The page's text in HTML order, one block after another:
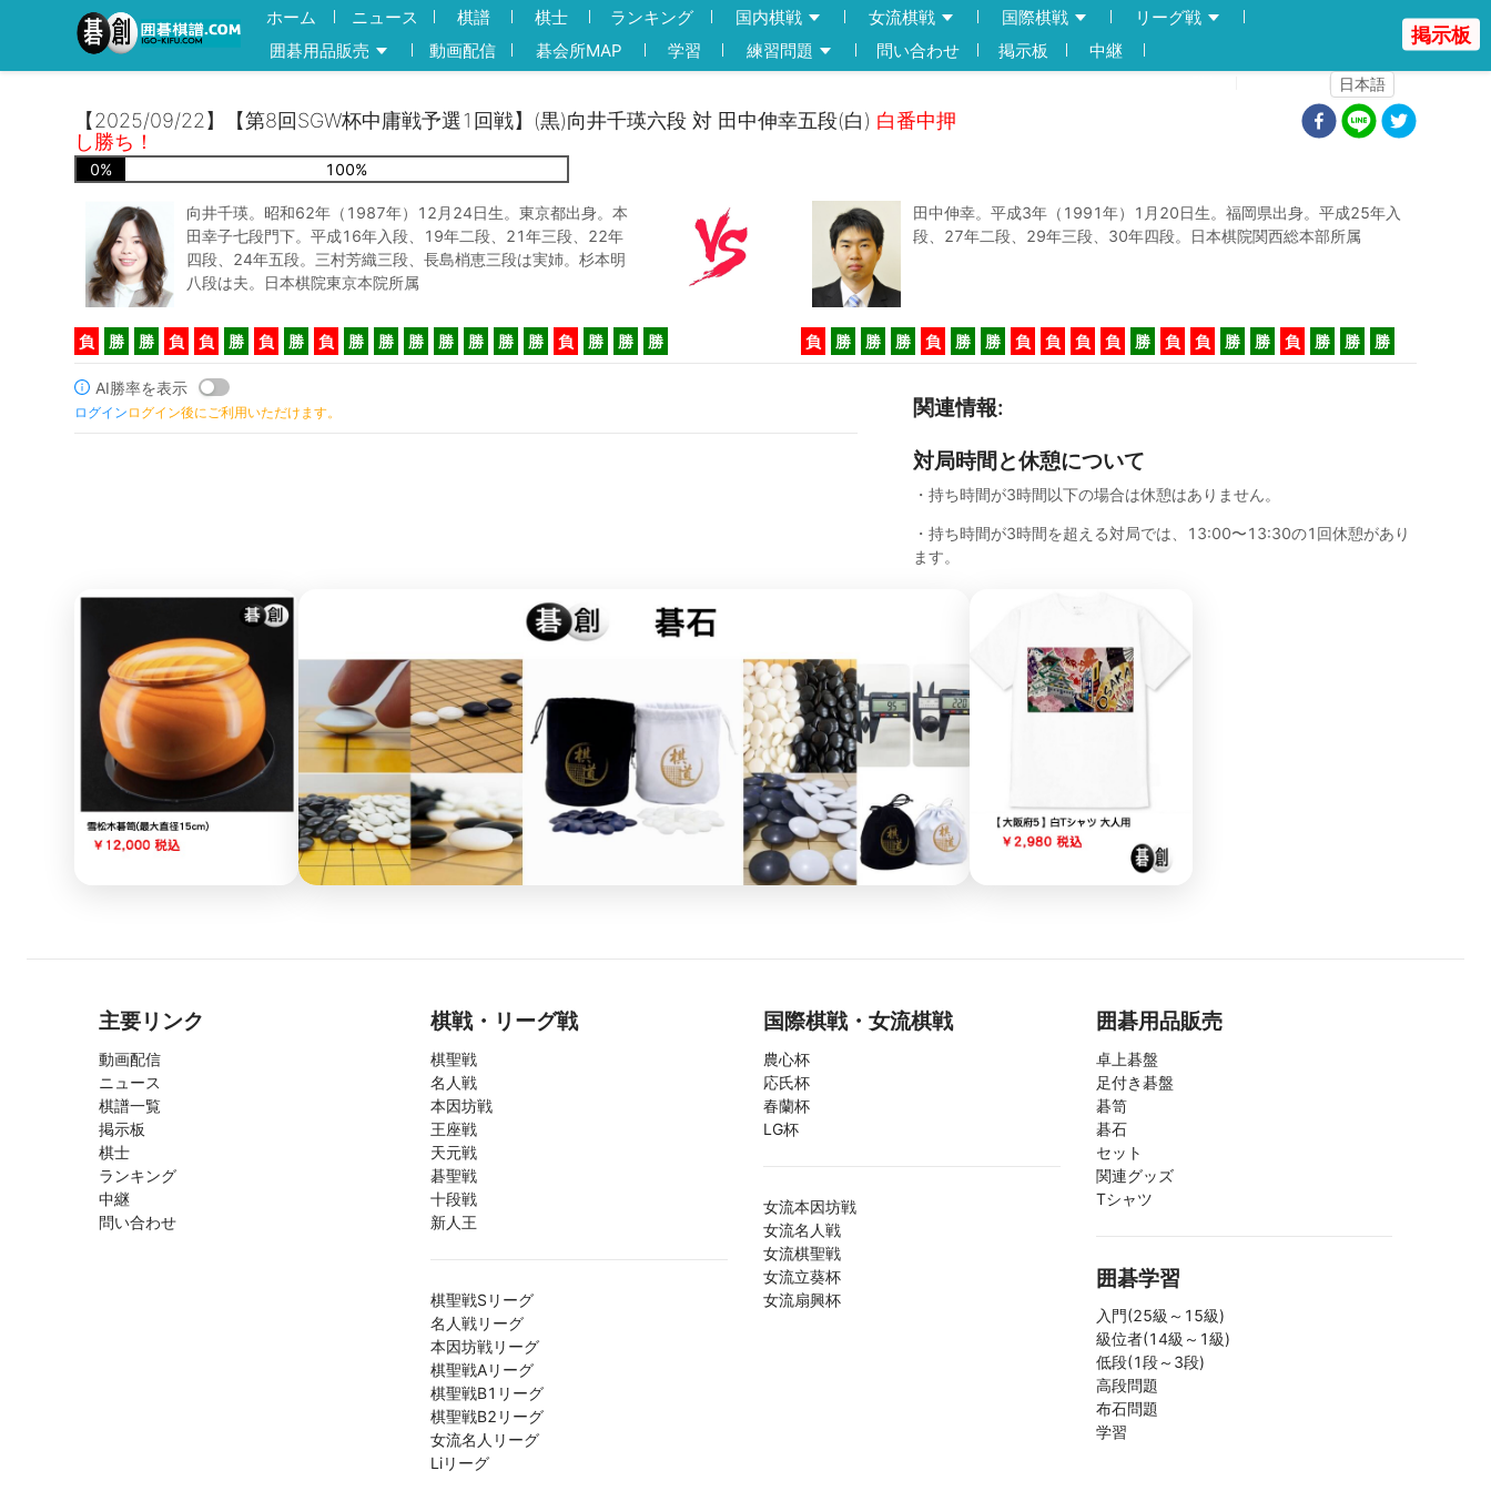
ホーム ニュース 棋譜 棋士 ランキング 国内棋戦 女流棋戦 国際棋戦
リーグ戦
囲碁用品販売
動画配信 碁会所MAP 学習 練習問題 問い合わせ 掲示板
中継
日本語
掲示板
【2025/09/22】【第8回SGW杯中庸戦予選1回戦】(黒)向井千瑛六段 対 田中伸幸五段(白) 白番中押
し勝ち！
0% 100%
向井千瑛。昭和62年（1987年）12月24日生。東京都出身。本
田幸子七段門下。平成16年入段、19年二段、21年三段、22年
四段、24年五段。三村芳織三段、長島梢恵三段は実姉。杉本明
八段は夫。日本棋院東京本院所属
田中伸幸。平成3年（1991年）1月20日生。福岡県出身。平成25年入
段、27年二段、29年三段、30年四段。日本棋院関西総本部所属
負 勝 勝 負 負 勝 負 勝 負 勝 勝 勝 勝 勝 勝 勝 負 勝 勝 勝 負 勝 勝 勝 負 勝 勝 負 負 負 負 勝 負 負 勝 勝 負 勝 勝 勝
AI勝率を表示
ログイン ログイン後にご利用いただけます。 関連情報:
対局時間と休憩について
・持ち時間が3時間以下の場合は休憩はありません。
・持ち時間が3時間を超える対局では、13:00〜13:30の1回休憩があり
ます。
主要リンク
動画配信
ニュース
棋譜一覧
掲示板
棋士
ランキング
中継
問い合わせ
棋戦・リーグ戦
棋聖戦
名人戦
本因坊戦
王座戦
天元戦
碁聖戦
十段戦
新人王
棋聖戦Sリーグ
名人戦リーグ
本因坊戦リーグ
棋聖戦Aリーグ
棋聖戦B1リーグ
棋聖戦B2リーグ
女流名人リーグ
Liリーグ
国際棋戦・女流棋戦
農心杯
応氏杯
春蘭杯
LG杯
女流本因坊戦
女流名人戦
女流棋聖戦
女流立葵杯
女流扇興杯
囲碁用品販売
卓上碁盤
足付き碁盤
碁笥
碁石
セット
関連グッズ
Tシャツ
囲碁学習
入門(25級～15級)
級位者(14級～1級)
低段(1段～3段)
高段問題
布石問題
学習